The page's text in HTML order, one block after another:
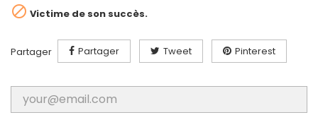
 Victime de son succès.
Partager Partager Tweet Pinterest